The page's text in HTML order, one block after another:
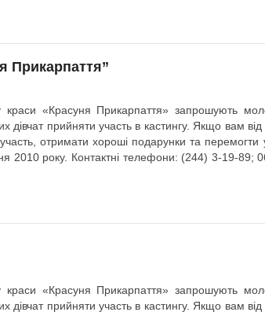
Прикарпаття”
краси «Красуня Прикарпаття» запрошують
дівчат прийняти участь в кастингу. Якщо вам
отримати хороші подарунки та перемогти
2010 року. Контактні телефони: (244) 3-19-89;
краси «Красуня Прикарпаття» запрошують
дівчат прийняти участь в кастингу. Якщо вам